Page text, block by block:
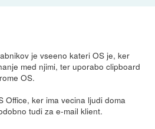
je vseeno kateri OS je, ker
med njimi, ter uporabo clipboard
OS.
Office, ker ima vecina ljudi doma
tudi za e-mail klient.